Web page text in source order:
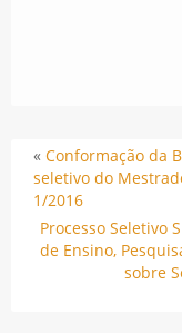
« Conformação da
seletivo do
1/2016
Processo Seletivo
de Ensino,
sobre